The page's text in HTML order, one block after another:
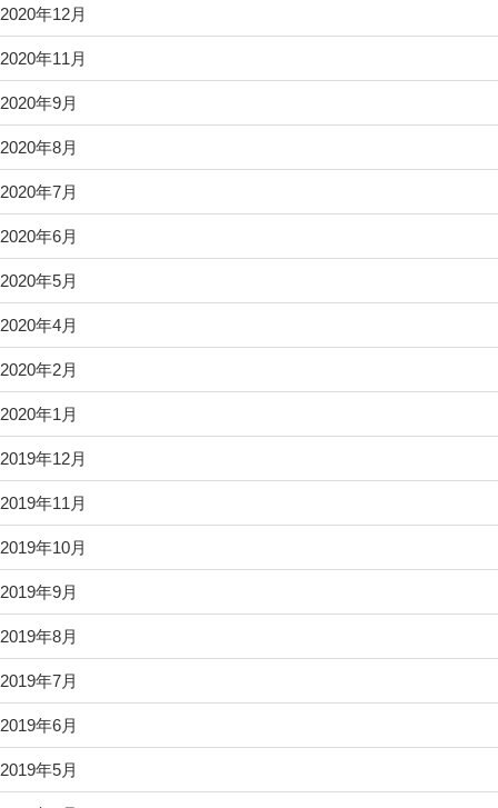
2020年12月
2020年11月
2020年9月
2020年8月
2020年7月
2020年6月
2020年5月
2020年4月
2020年2月
2020年1月
2019年12月
2019年11月
2019年10月
2019年9月
2019年8月
2019年7月
2019年6月
2019年5月